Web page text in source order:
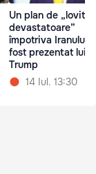
Un plan de
devastatoare”
împotriva Iranului
fost prezentat lui
Trump
14 Iul. 13:30